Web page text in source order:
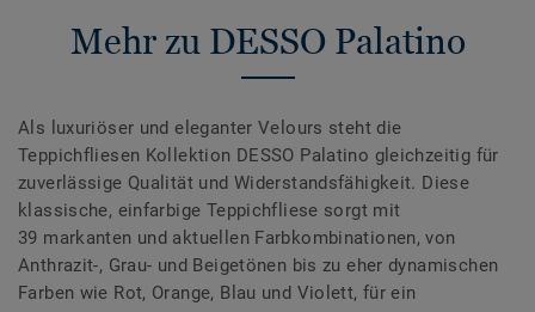
Mehr zu DESSO Palatino
Als luxuriöser und eleganter Velours steht die
Teppichfliesen Kollektion DESSO Palatino gleichzeitig für
zuverlässige Qualität und Widerstandsfähigkeit. Diese
klassische, einfarbige Teppichfliese sorgt mit
39 markanten und aktuellen Farbkombinationen, von
Anthrazit-, Grau- und Beigetönen bis zu eher dynamischen
Farben wie Rot, Orange, Blau und Violett, für ein